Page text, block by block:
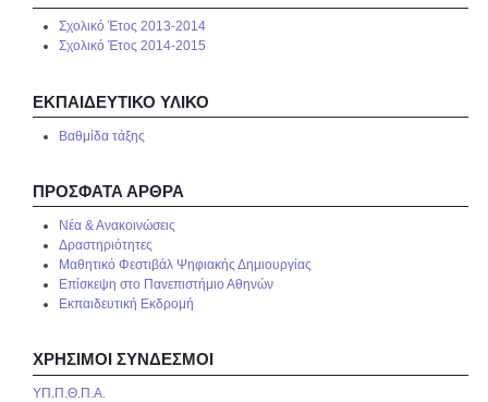
Σχολικό Έτος 2013-2014
Σχολικό Έτος 2014-2015
ΕΚΠΑΙΔΕΥΤΙΚΌ ΥΛΙΚΌ
Βαθμίδα τάξης
ΠΡΌΣΦΑΤΑ ΆΡΘΡΑ
Νέα & Ανακοινώσεις
Δραστηριότητες
Μαθητικό Φεστιβάλ Ψηφιακής Δημιουργίας
Επίσκεψη στο Πανεπιστήμιο Αθηνών
Εκπαιδευτική Εκδρομή
ΧΡΉΣΙΜΟΙ ΣΎΝΔΕΣΜΟΙ
ΥΠ.Π.Θ.Π.Α.